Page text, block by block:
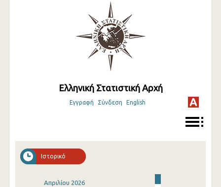
Ελληνική Στατιστική Αρχή
Εγγραφή Σύνδεση English
Ιστορικό
Απριλίου 2026